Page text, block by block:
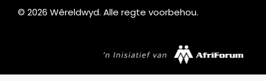
vul
in
© 2026 Wêreldwyd. Alle regte voorbehou.